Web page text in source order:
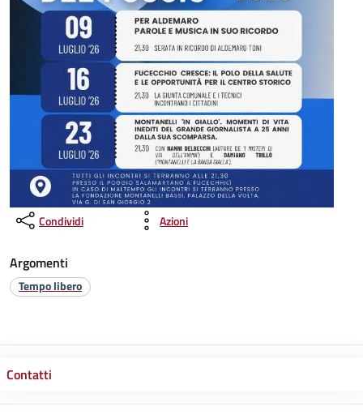
Condividi Azioni
Argomenti
Tempo libero
Contatti